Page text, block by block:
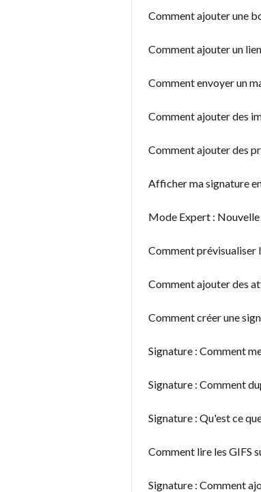
Comment ajouter une
Comment ajouter un
Comment envoyer un
Comment ajouter des
Comment ajouter des
Afficher ma signature
Mode Expert :
Comment prévisualiser
Comment ajouter des
Comment créer une
Signature : Comment
Signature : Comment
Signature : Qu'est ce
Comment lire les GIFS
Signature : Comment